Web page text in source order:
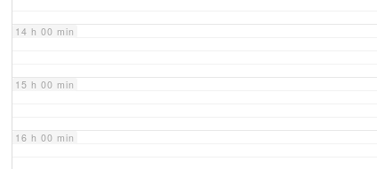
14 h 00 min
15 h 00 min
16 h 00 min